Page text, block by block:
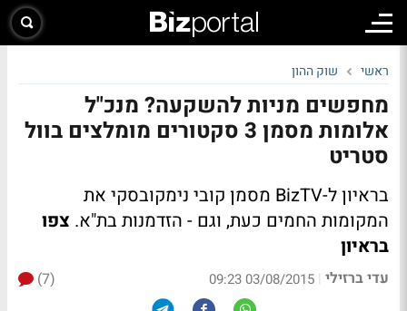
ראשי שוק ההון
מחפשים מניות להשקעה? מנכ"ל
אלומות מסמן 3 סקטורים מומלצים בוול
סטריט
בראיון ל-BizTV מסמן קובי נימקובסקי את
המקומות החמים כעת, וגם - הזדמנות בת"א. צפו
בראיון
עדי ברזילי |
03/08/2015 09:23
(7)